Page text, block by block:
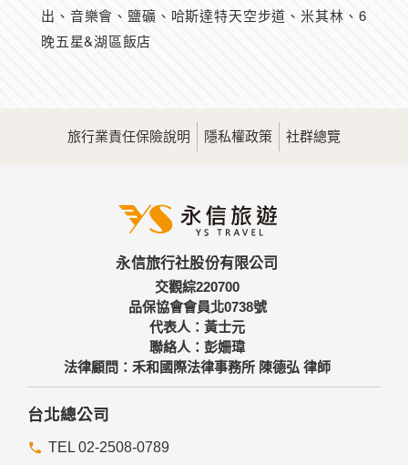
出、音樂會、鹽礦、哈斯達特天空步道、米其林、6
晚五星&湖區飯店
旅行業責任保險說明 隱私權政策 社群總覽
永信旅行社股份有限公司
交觀綜220700
品保協會會員北0738號
代表人：黃士元
聯絡人：彭姍瑋
法律顧問：禾和國際法律事務所 陳德弘 律師
台北總公司
TEL 02-2508-0789